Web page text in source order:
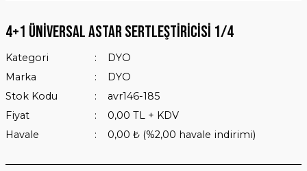
4+1 Üniversal Astar Sertleştiricisi 1/4
Kategori
DYO
Marka
DYO
Stok Kodu
avr146-185
Fiyat
0,00 TL + KDV
Havale
0,00 ₺ (%2,00 havale indirimi)